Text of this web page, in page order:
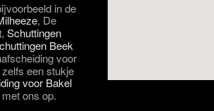
in de
, De
, Schuttingen
Beek
voor
een stukje
voor Bakel
ons op.